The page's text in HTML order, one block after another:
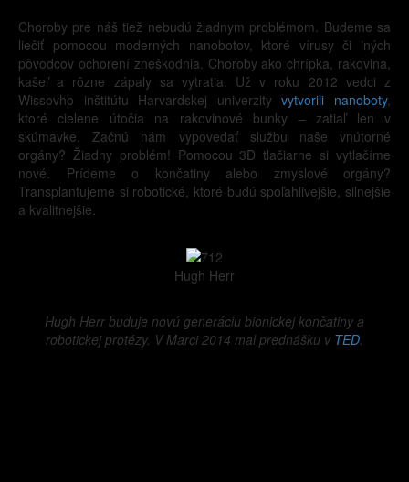
Choroby pre náš tiež nebudú žiadnym problémom. Budeme sa
liečiť pomocou moderných nanobotov, ktoré vírusy či iných
pôvodcov ochorení zneškodnia. Choroby ako chrípka, rakovina,
kašeľ a rôzne zápaly sa vytratia. Už v roku 2012 vedci z
Wissovho inštitútu Harvardskej univerzityvytvorili nanoboty,
ktoré cielene útočia na rakovinové bunky – zatiaľ len v
skúmavke. Začnú nám vypovedať službu naše vnútorné
orgány? Žiadny problém! Pomocou 3D tlačiarne si vytlačíme
nové. Prídeme o končatiny alebo zmyslové orgány?
Transplantujeme si robotické, ktoré budú spoľahlivejšie, silnejšie
a kvalitnejšie.
Hugh Herr
Hugh Herr buduje novú generáciu bionickej končatiny a
robotickej protézy. V Marci 2014 mal prednášku v TED.